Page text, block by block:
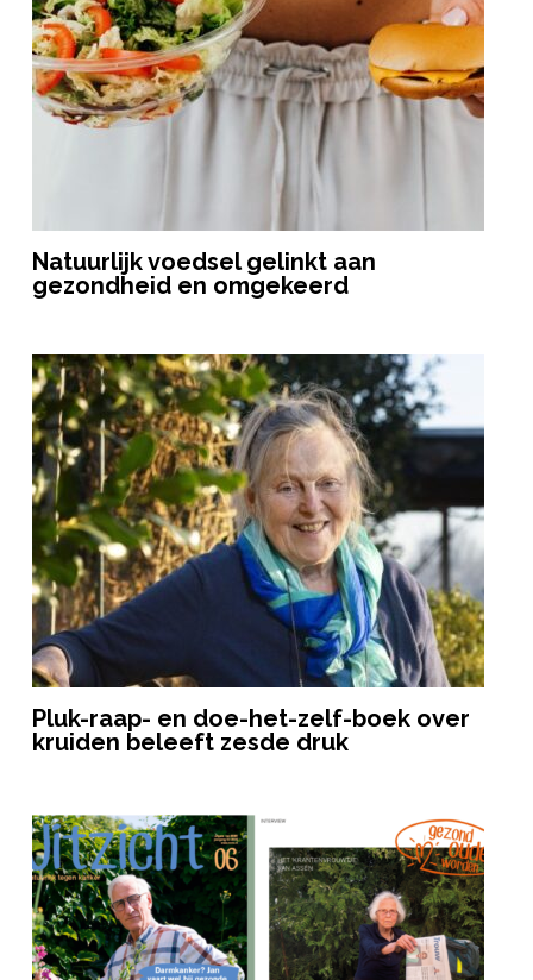
Natuurlijk voedsel gelinkt aan
gezondheid en omgekeerd
Pluk-raap- en doe-het-zelf-boek over
kruiden beleeft zesde druk